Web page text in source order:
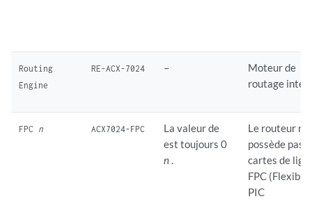
Routing
Engine
RE-ACX-7024 –
Moteur de
routage
FPC n ACX7024-FPC
La valeur de
est toujours 0
n.
Le routeur ne
possède pas
cartes de
FPC (Flexible
PIC